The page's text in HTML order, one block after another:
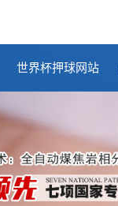
世界杯押球网站